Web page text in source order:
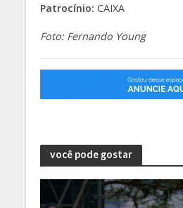
Patrocínio: CAIXA
Foto: Fernando Young
você pode gostar